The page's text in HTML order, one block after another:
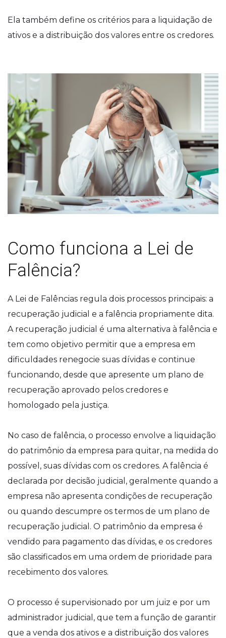
Ela também define os critérios para a liquidação de
ativos e a distribuição dos valores entre os credores.
Como funciona a Lei de
Falência?
A Lei de Falências regula dois processos principais: a
recuperação judicial e a falência propriamente dita.
A recuperação judicial é uma alternativa à falência e
tem como objetivo permitir que a empresa em
dificuldades renegocie suas dívidas e continue
funcionando, desde que apresente um plano de
recuperação aprovado pelos credores e
homologado pela justiça.
No caso de falência, o processo envolve a liquidação
do patrimônio da empresa para quitar, na medida do
possível, suas dívidas com os credores. A falência é
declarada por decisão judicial, geralmente quando a
empresa não apresenta condições de recuperação
ou quando descumpre os termos de um plano de
recuperação judicial. O patrimônio da empresa é
vendido para pagamento das dívidas, e os credores
são classificados em uma ordem de prioridade para
recebimento dos valores.
O processo é supervisionado por um juiz e por um
administrador judicial, que tem a função de garantir
que a venda dos ativos e a distribuição dos valores